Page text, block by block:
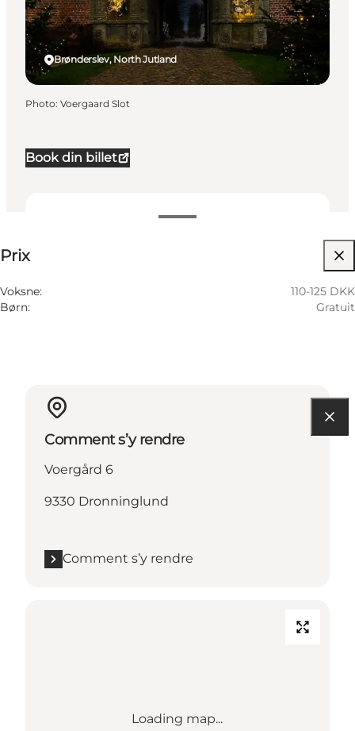
Book din billet
Prix
Voksne:
110-125 DKK
Børn:
Gratuit
Brønderslev, North Jutland
Photo: Voergaard Slot
Comment s’y rendre
Voergård 6
9330 Dronninglund
Comment s’y rendre
Loading map...